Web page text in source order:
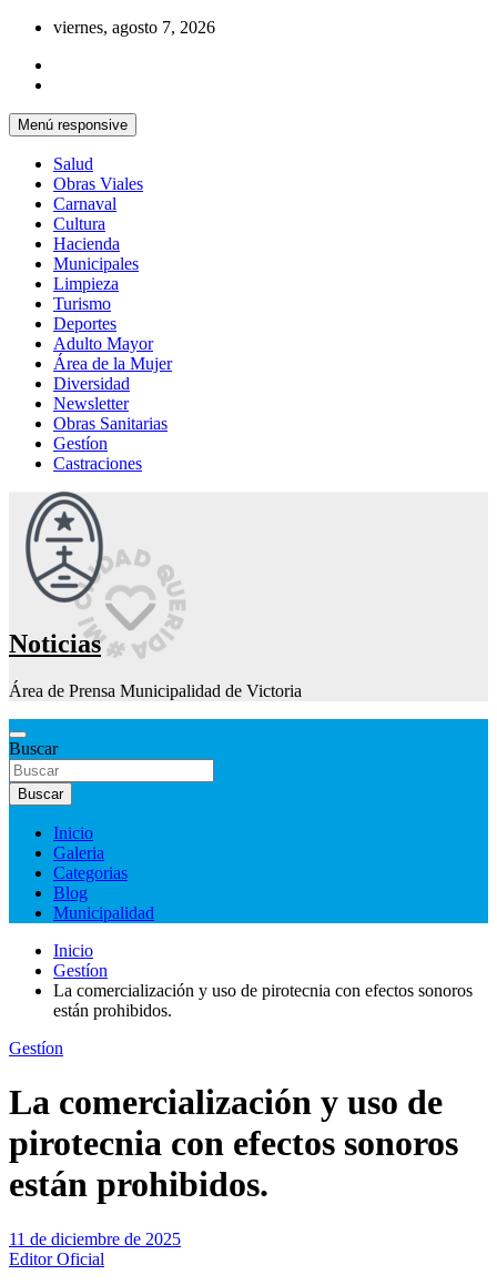
Saltar
contenido
viernes, agosto 7, 2026
Menú responsive
Salud
Obras Viales
Carnaval
Cultura
Hacienda
Municipales
Limpieza
Turismo
Deportes
Adulto Mayor
Área de la Mujer
Diversidad
Newsletter
Obras Sanitarias
Gestíon
Castraciones
Noticias
Área de Prensa Municipalidad de Victoria
Buscar
Buscar
Inicio
Galeria
Categorias
Blog
Municipalidad
Inicio
Gestíon
La comercialización y uso de pirotecnia con efectos sonoros
están prohibidos.
Gestíon
La comercialización y uso de
pirotecnia con efectos sonoros
están prohibidos.
11 de diciembre de 2025
Editor Oficial